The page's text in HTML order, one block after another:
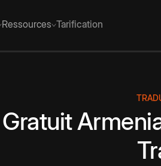
Ressources Tarification
Gratuit